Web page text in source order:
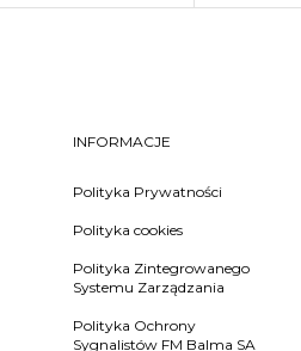
INFORMACJE
Polityka Prywatności
Polityka cookies
Polityka Zintegrowanego
Systemu Zarządzania
Polityka Ochrony
Sygnalistów FM Balma SA